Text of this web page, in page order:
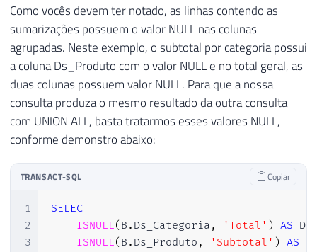
Como vocês devem ter notado, as linhas contendo as
sumarizações possuem o valor NULL nas colunas
agrupadas. Neste exemplo, o subtotal por categoria possui
a coluna Ds_Produto com o valor NULL e no total geral, as
duas colunas possuem valor NULL. Para que a nossa
consulta produza o mesmo resultado da outra consulta
com UNION ALL, basta tratarmos esses valores NULL,
conforme demonstro abaixo:
TRANSACT-SQL Copiar
1
2
3
SELECT
ISNULL( B . Ds_Categoria , 'Total' ) AS
ISNULL( B . Ds_Produto , 'Subtotal' ) AS